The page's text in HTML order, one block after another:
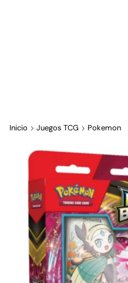
Inicio Juegos TCG Pokemon